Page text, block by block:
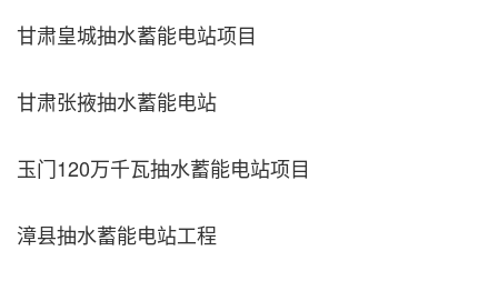
甘肃皇城抽水蓄能电站项目
甘肃张掖抽水蓄能电站
玉门120万千瓦抽水蓄能电站项目
漳县抽水蓄能电站工程